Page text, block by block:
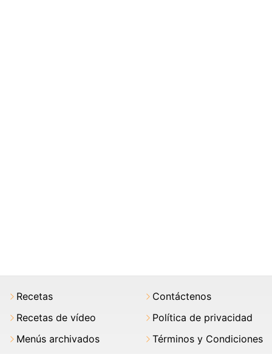
Recetas
Recetas de vídeo
Menús archivados
Contáctenos
Política de privacidad
Términos y Condiciones